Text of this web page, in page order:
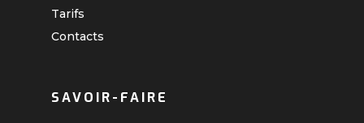
Tarifs
Contacts
SAVOIR-FAIRE